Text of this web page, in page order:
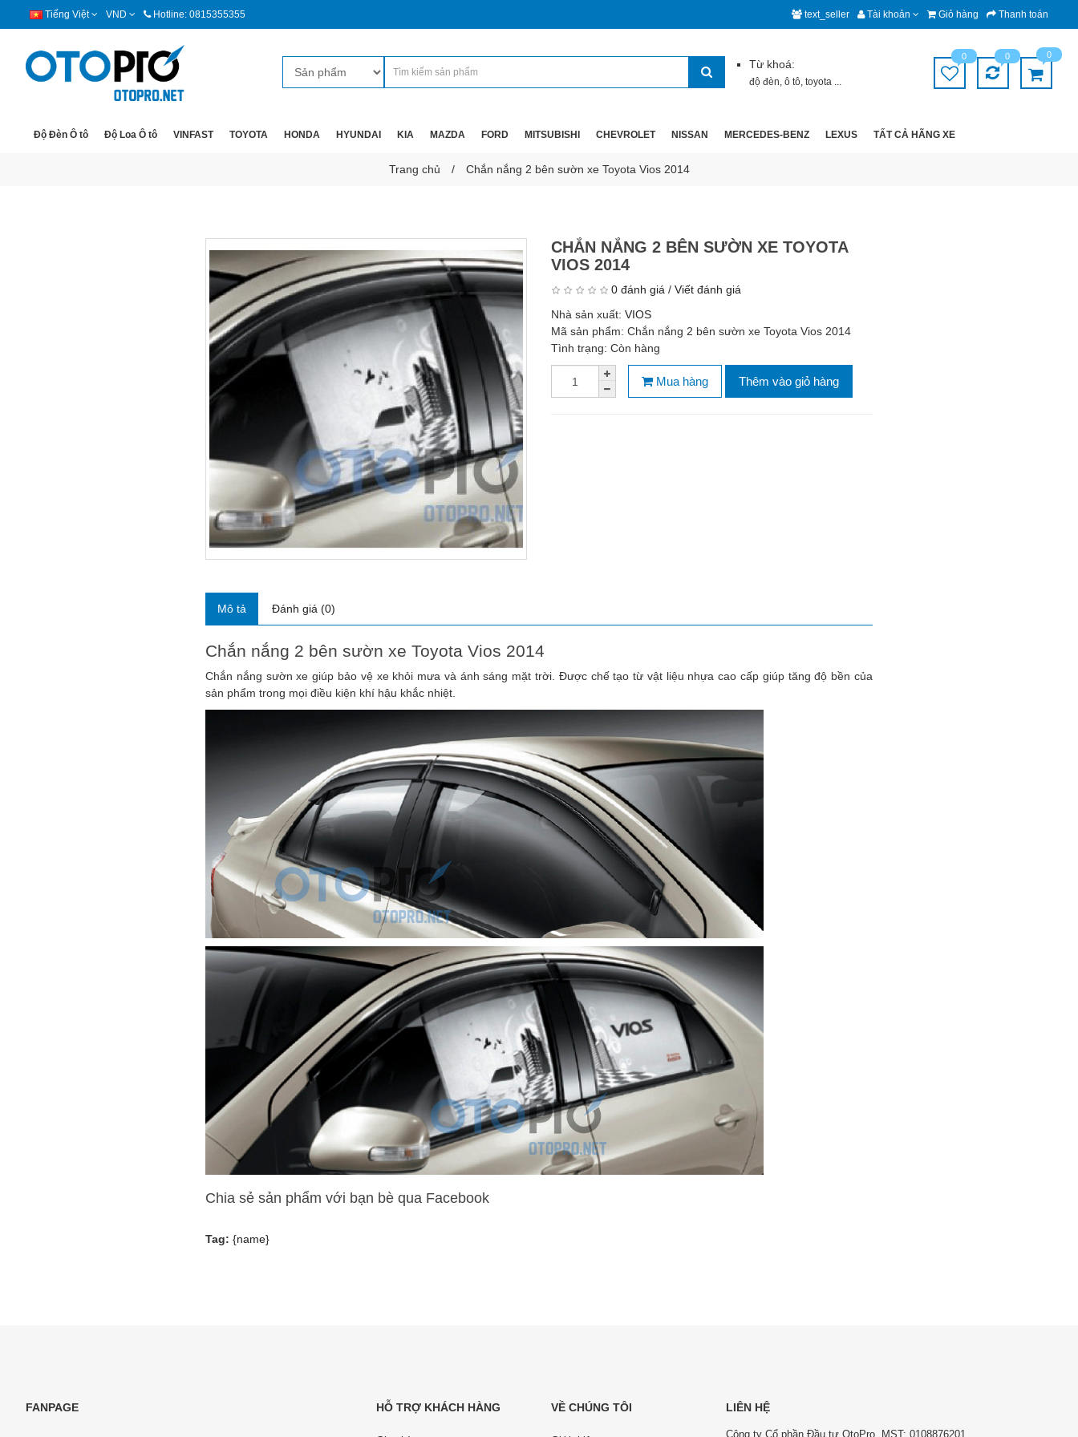
Tiếng Việt VND Hotline: 0815355355 text_seller Tài khoản Giỏ hàng Thanh toán
Từ khoá:
độ đèn,ô tô,toyota ...
0 0 0
Độ Đèn Ô tô Độ Loa Ô tô VINFAST TOYOTA HONDA HYUNDAI KIA MAZDA FORD MITSUBISHI CHEVROLET NISSAN MERCEDES-BENZ LEXUS TẤT CẢ HÃNG XE
Trang chủ Chắn nắng 2 bên sườn xe Toyota Vios 2014
CHẮN NẮNG 2 BÊN SƯỜN XE TOYOTA
VIOS 2014
0 đánh giá / Viết đánh giá
Nhà sản xuất: VIOS
Mã sản phẩm: Chắn nắng 2 bên sườn xe Toyota Vios 2014
Tình trạng: Còn hàng
Mua hàng Thêm vào giỏ hàng
Mô tả Đánh giá (0)
Chắn nắng 2 bên sườn xe Toyota Vios 2014
Chắn nắng sườn xe giúp bảo vệ xe khỏi mưa và ánh sáng mặt trời. Được chế tạo từ vật liệu nhựa cao cấp giúp tăng độ bền của
sản phẩm trong mọi điều kiện khí hậu khắc nhiệt.
Chia sẻ sản phẩm với bạn bè qua Facebook
Tag: {name}
FANPAGE HỖ TRỢ KHÁCH HÀNG VỀ CHÚNG TÔI LIÊN HỆ
Công ty Cổ phần Đầu tư OtoPro. MST: 0108876201.